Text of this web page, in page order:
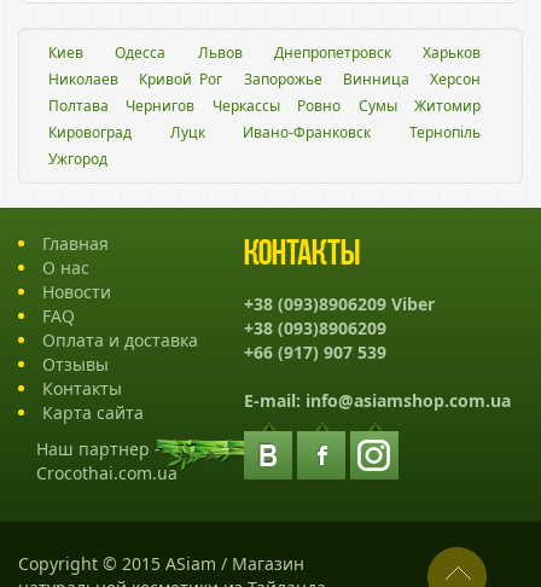
Киев Одесса Львов Днепропетровск
Харьков
Николаев
Кривой Рог Запорожье Винница
Херсон
Полтава
Чернигов Черкассы Ровно Сумы
Житомир
Кировоград
Луцк Ивано-Франковск
Тернопіль
Ужгород
Главная
О нас
Новости
FAQ
Оплата и доставка
Отзывы
Контакты
Карта сайта
Наш партнер -
Crocothai.com.ua
Контакты
+38 (093)8906209 Viber
+38 (093)8906209
+66 (917) 907 539
E-mail: info@asiamshop.com.ua
Copyright © 2015 ASiam / Магазин